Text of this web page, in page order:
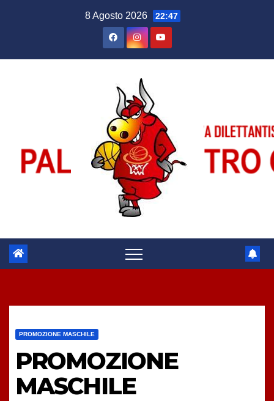
8 Agosto 2026 22:47
PROMOZIONE MASCHILE
PROMOZIONE
MASCHILE